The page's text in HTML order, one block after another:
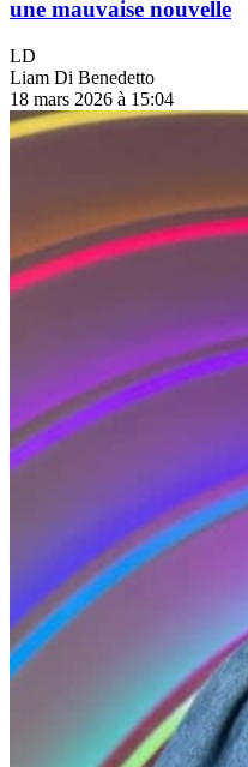
une mauvaise nouvelle
LD
Liam Di Benedetto
18 mars 2026 à 15:04